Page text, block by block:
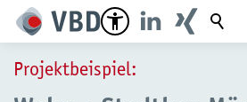
Projektbeispiel: